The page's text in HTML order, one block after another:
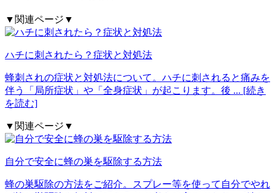
▼関連ページ▼
ハチに刺されたら？症状と対処法
蜂刺されの症状と対処法について。ハチに刺されると痛みを
伴う「局所症状」や「全身症状」が起こります。後 ... [続き
を読む]
▼関連ページ▼
自分で安全に蜂の巣を駆除する方法
蜂の巣駆除の方法をご紹介。スプレー等を使って自分でやれ